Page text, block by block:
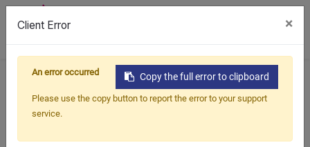
首頁 產品 水果茶套組 水果茶盒裝 荔枝紅茶
Client Error ×
Copy the full error to clipboard
An error occurred
Please use the copy button to report the error to your support
service.